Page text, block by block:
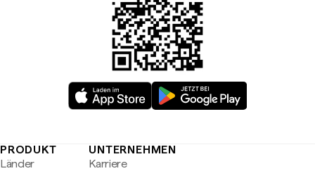
PRODUKT
Länder
UNTERNEHMEN
Karriere